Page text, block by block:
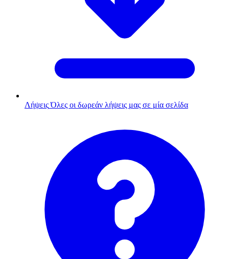
Λήψεις Όλες οι δωρεάν λήψεις μας σε μία σελίδα